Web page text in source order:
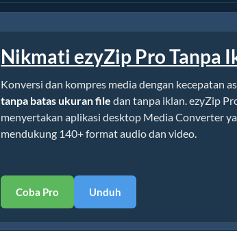
Nikmati ezyZip Pro Tanpa
Konversi dan kompres media dengan kecepatan
tanpa batas ukuran file dan tanpa iklan. ezyZip
menyertakan aplikasi desktop Media Converter
mendukung 140+ format audio dan video.
Coba Pro Unduh